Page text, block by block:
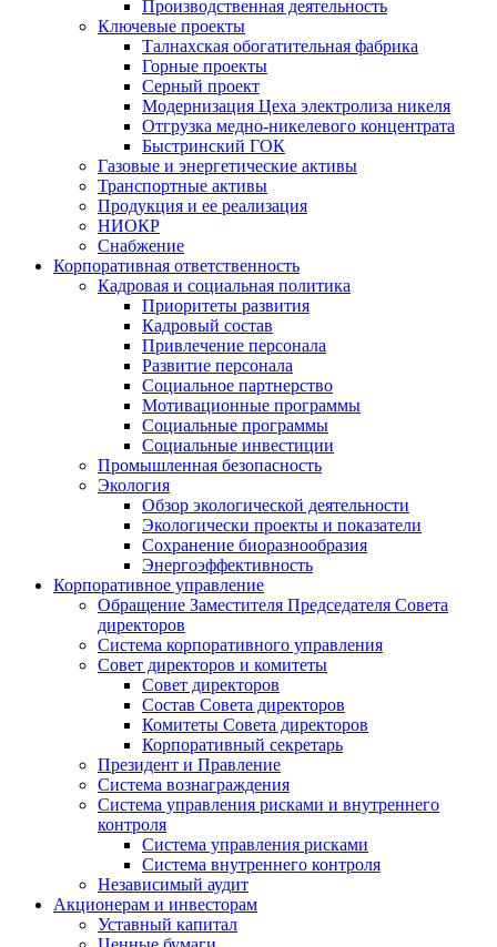
Производственная деятельность
Ключевые проекты
Талнахская обогатительная фабрика
Горные проекты
Серный проект
Модернизация Цеха электролиза никеля
Отгрузка медно-никелевого концентрата
Быстринский ГОК
Газовые и энергетические активы
Транспортные активы
Продукция и ее реализация
НИОКР
Снабжение
Корпоративная ответственность
Кадровая и социальная политика
Приоритеты развития
Кадровый состав
Привлечение персонала
Развитие персонала
Социальное партнерство
Мотивационные программы
Социальные программы
Социальные инвестиции
Промышленная безопасность
Экология
Обзор экологической деятельности
Экологически проекты и показатели
Сохранение биоразнообразия
Энергоэффективность
Корпоративное управление
Обращение Заместителя Председателя Совета
директоров
Система корпоративного управления
Совет директоров и комитеты
Совет директоров
Состав Совета директоров
Комитеты Совета директоров
Корпоративный секретарь
Президент и Правление
Система вознаграждения
Система управления рисками и внутреннего
контроля
Система управления рисками
Система внутреннего контроля
Независимый аудит
Акционерам и инвесторам
Уставный капитал